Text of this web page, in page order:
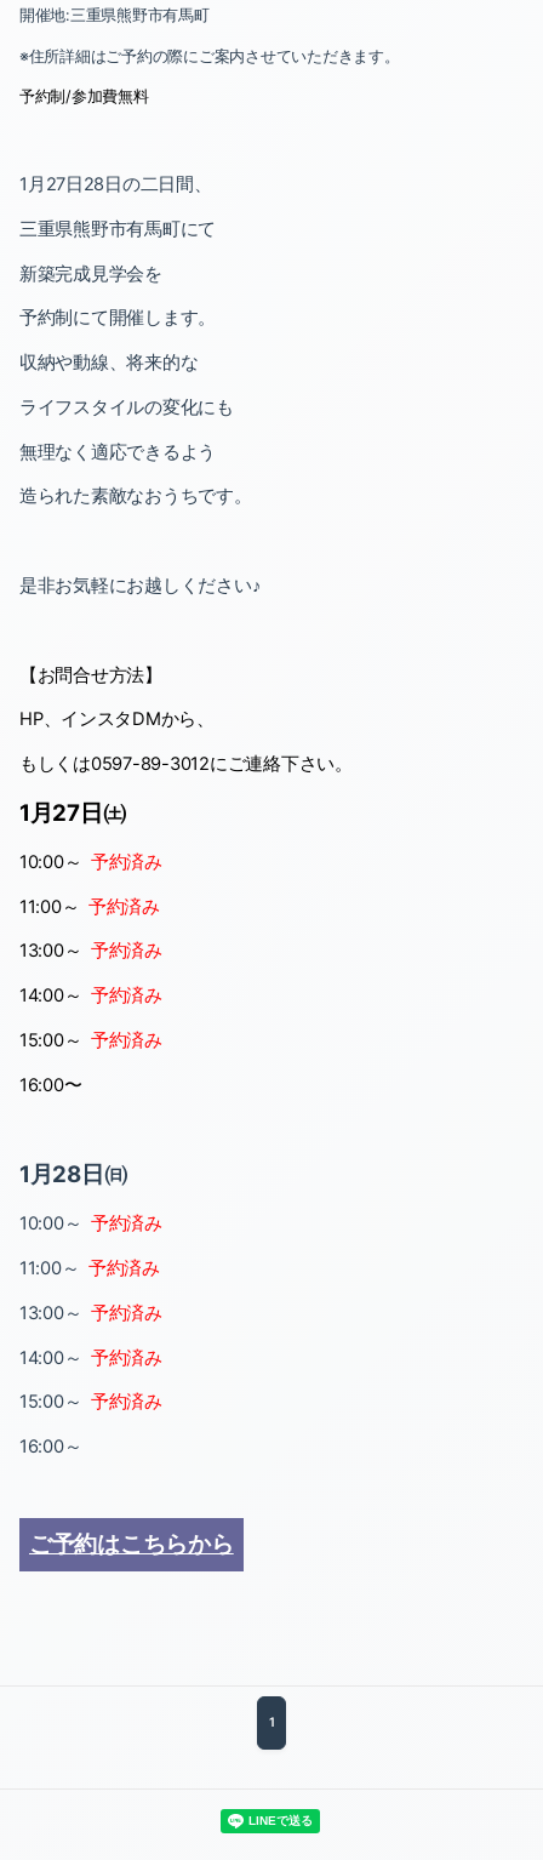
2020-03（2）
開催地:三重県熊野市有馬町
※住所詳細はご予約の際にご案内させていただきます。
予約制/参加費無料
1 月 27日28日の二日間、
三重県熊野市有馬町にて
新築完成見学会を
予約制にて開催します。
収納や動線、将来的な
ライフスタイルの変化にも
無理なく適応できるよう
造られた素敵なおうちです。
是非お気軽にお越しください♪
【お問合せ方法】
HP、インスタDMから、
もしくは0597-89-3012にご連絡下さい。
1月27日㈯
10:00～ 予約済み
11:00～ 予約済み
13:00～ 予約済み
14:00～ 予約済み
15:00～ 予約済み
16:00〜
1月28日㈰
10:00～ 予約済み
11:00～ 予約済み
13:00～ 予約済み
14:00～ 予約済み
15:00～ 予約済み
16:00～
ご予約はこちらから
1